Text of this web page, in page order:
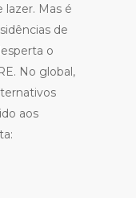
lazer. Mas é
de
o
No global,
aos